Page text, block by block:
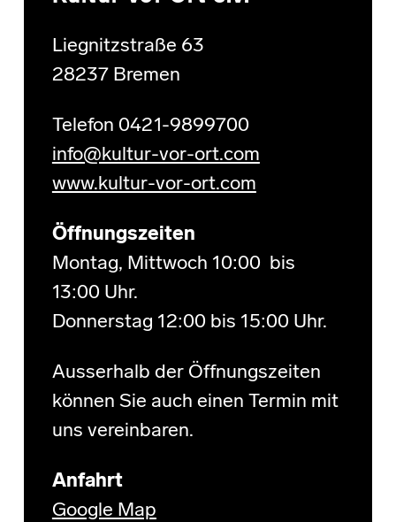
Liegnitzstraße 63
28237 Bremen
Telefon 0421-9899700
info@kultur-vor-ort.com
www.kultur-vor-ort.com
Öffnungszeiten
Montag, Mittwoch 10:00 bis
13:00 Uhr.
Donnerstag 12:00 bis 15:00 Uhr.
Ausserhalb der Öffnungszeiten
können Sie auch einen Termin mit
uns vereinbaren.
Anfahrt
Google Map